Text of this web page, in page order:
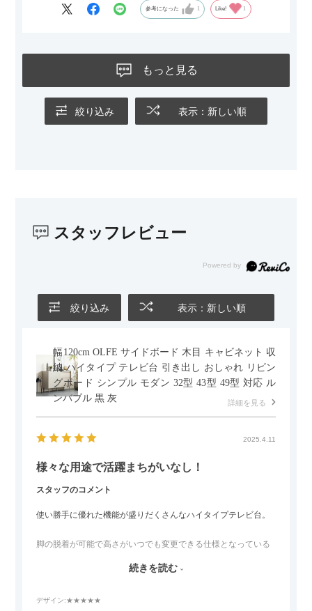
グとのバランスもぴったりで、リビング全体がすっきり見えま
ないのもお気に入りのポイントです。さらに、わが家はソファ
の後ろ側を通ることも多い間取りなので、背面まできれいに仕
ても美しく、空間の印象を損ないません。
また、カウチのように足を伸ばしてくつろげるスタイルが理想
かせるため、普段はカウチとして使い、来客時には離してスツ
す。
参考になった Like!
もっと見る
絞り込み 表示：新しい順
スタッフレビュー
絞り込み 表示：新しい順
幅120cm OLFE サイドボード 木目 キャビネット 収
納 ハイタイプ テレビ台 引き出し おしゃれ リビン
グボード シンプル モダン 32型 43型 49型 対応 ル
ンバブル 黒 灰
詳細を見る
2025.4.11
様々な用途で活躍まちがいなし！
スタッフのコメント
使い勝手に優れた機能が盛りだくさんなハイタイプテレビ台。
脚の脱着が可能で高さがいつでも変更できる仕様となっている
また、補助テーブルとして使用可能なスライドテーブルや収納
続きを読む
デザイン:★★★★★